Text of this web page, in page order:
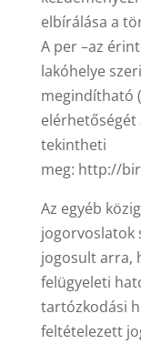
elbírálása a
A per –az
lakóhelye
megindítható
elérhetőségét
tekintheti
meg: http://
Az egyéb
jogorvoslatok
jogosult arra,
felügyeleti
tartózkodási
feltételezett